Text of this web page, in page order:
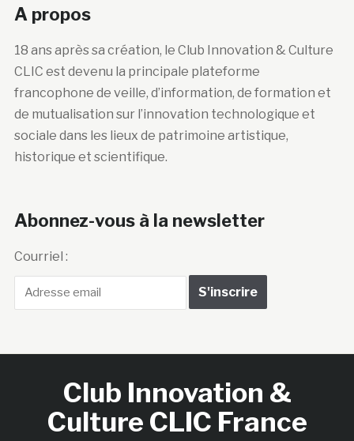
A propos
18 ans après sa création, le Club Innovation & Culture
CLIC est devenu la principale plateforme
francophone de veille, d’information, de formation et
de mutualisation sur l’innovation technologique et
sociale dans les lieux de patrimoine artistique,
historique et scientifique.
Abonnez-vous à la newsletter
Courriel :
Club Innovation &
Culture CLIC France